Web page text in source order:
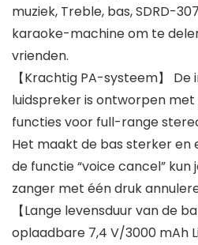
muziek, Treble, bas, SDRD-
karaoke-machine om te
vrienden.
【Krachtig PA-systeem】 De
luidspreker is ontworpen
functies voor full-range
Het maakt de bas sterker en
de functie “voice cancel” kun
zanger met één druk
【Lange levensduur van de
oplaadbare 7,4 V/3000 mAh